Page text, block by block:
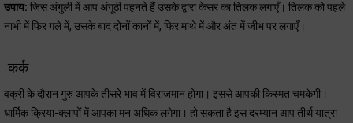
उपाय: जिस अंगुली में आप अंगूठी पहनते हैं उसके द्वारा केसर का तिलक लगाएँ। तिलक को पहले
नाभी में फिर गले में, उसके बाद दोनों कानों में, फिर माथे में और अंत में जीभ पर लगाएँ।
कर्क
वक्री के दौरान गुरु आपके तीसरे भाव में विराजमान होगा। इससे आपकी किस्मत चमकेगी।
धार्मिक क्रिया-क्लापों में आपका मन अधिक लगेगा। हो सकता है इस दरम्यान आप तीर्थ यात्रा